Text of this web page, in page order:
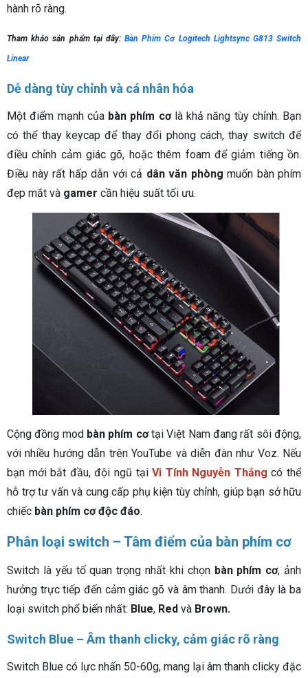
hành rõ ràng.
Tham khảo sản phẩm tại đây: Bàn Phím Cơ Logitech Lightsync G813 Switch
Linear
Dễ dàng tùy chỉnh và cá nhân hóa
Một điểm mạnh của bàn phím cơlà khả năng tùy chỉnh. Bạn
có thể thay keycap để thay đổi phong cách, thay switch để
điều chỉnh cảm giác gõ, hoặc thêm foam để giảm tiếng ồn.
Điều này rất hấp dẫn với cả dân văn phòng muốn bàn phím
đẹp mắt và gamer cần hiệu suất tối ưu.
Cộng đồng mod bàn phím cơtại Việt Nam đang rất sôi động,
với nhiều hướng dẫn trên YouTube và diễn đàn như Voz. Nếu
bạn mới bắt đầu, đội ngũ tạiVi Tính Nguyễn Thắng có thể
hỗ trợ tư vấn và cung cấp phụ kiện tùy chỉnh, giúp bạn sở hữu
chiếc bàn phím cơ độc đáo.
Phân loại switch – Tâm điểm của bàn phím cơ
Switch là yếu tố quan trọng nhất khi chọn bàn phím cơ, ảnh
hưởng trực tiếp đến cảm giác gõ và âm thanh. Dưới đây là ba
loại switch phổ biến nhất: Blue, Red và Brown.
Switch Blue – Âm thanh clicky, cảm giác rõ ràng
Switch Blue có lực nhấn 50-60g, mang lại âm thanh clicky đặc